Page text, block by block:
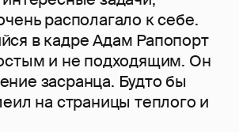
располагало к себе.
в кадре Адам Рапопорт
и не подходящим. Он
засранца. Будто бы
на страницы теплого и